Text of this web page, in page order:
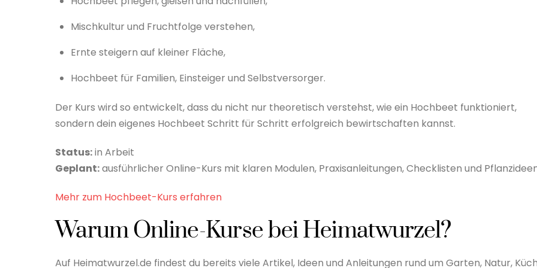
Mischkultur und Fruchtfolge verstehen,
Ernte steigern auf kleiner Fläche,
Hochbeet für Familien, Einsteiger und Selbstversorger.
Der Kurs wird so entwickelt, dass du nicht nur theoretisch verstehst, wie ein Hochbeet funktioniert,
sondern dein eigenes Hochbeet Schritt für Schritt erfolgreich bewirtschaften kannst.
Status:in Arbeit
Geplant:ausführlicher Online-Kurs mit klaren Modulen, Praxisanleitungen, Checklisten und
Mehr zum Hochbeet-Kurs erfahren
Warum Online-Kurse bei Heimatwurzel?
Auf Heimatwurzel.de findest du bereits viele Artikel, Ideen und Anleitungen rund um Garten, Natur,